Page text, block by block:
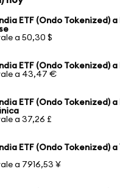
ETF (Ondo Tokenized)
a 50,30 $
ETF (Ondo Tokenized) a
a 43,47 €
ETF (Ondo Tokenized)
a 37,26 £
ETF (Ondo Tokenized) a
a 7916,53 ¥